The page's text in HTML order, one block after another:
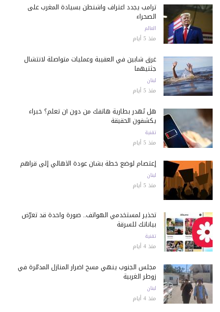
ترامب يجدد اعتراف واشنطن بسيادة المغرب على
الصحراء
العالم
منذ 5 أيام
غرق شابين في العقيبة وعمليات متواصلة لانتشال
جثتيهما
لبنان
منذ 5 أيام
هل تُهدر بطارية هاتفك من دون أن تعلم؟ خبراء
يكشفون الحقيقة
تقنية
منذ 5 أيام
إعتصام لوضع خطة بشأن عودة الأهالي إلى قراهم
لبنان
منذ 5 أيام
تحذير لمستخدمي الهواتف.. صورة واحدة قد تعرّض
بياناتك للسرقة
تقنية
منذ 4 أيام
مجلس الجنوب ينهي مسح أضرار المنازل المدمّرة في
زوطر الغربية
لبنان
منذ 4 أيام